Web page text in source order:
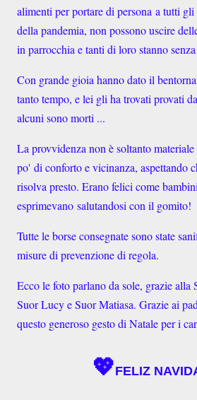
alimenti per portare di persona a tutti gli
della pandemia, non possono uscire
in parrocchia e tanti di loro stanno
Con grande gioia hanno dato il
tanto tempo, e lei gli ha trovati provati
alcuni sono morti ...
La provvidenza non è soltanto
po' di conforto e vicinanza, aspettando
risolva presto. Erano felici come
esprimevano salutandosi con il gomito!
Tutte le borse consegnate sono state
misure di prevenzione di regola.
Ecco le foto parlano da sole, grazie alla
Suor Lucy e Suor Matiasa. Grazie ai
questo generoso gesto di Natale per i
💖FELIZ